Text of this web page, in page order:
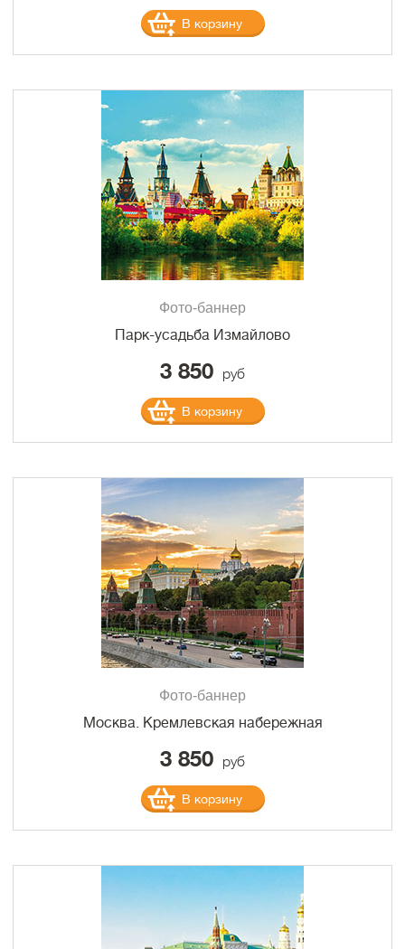
В корзину
Фото-баннер
Парк-усадьба Измайлово
3 850 руб
В корзину
Фото-баннер
Москва. Кремлевская набережная
3 850 руб
В корзину